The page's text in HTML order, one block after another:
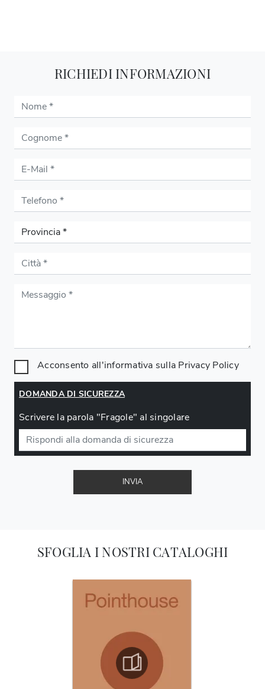
SFOGLIA I NOSTRI CATALOGHI
RICHIEDI INFORMAZIONI
Acconsento all'informativa sulla Privacy Policy
DOMANDA DI SICUREZZA
Scrivere la parola "Fragole" al singolare
INVIA